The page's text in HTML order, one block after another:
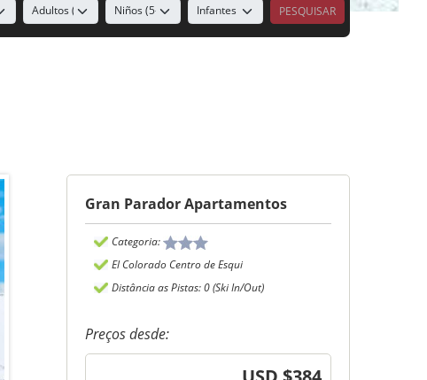
Gran Parador Apartamentos
Categoria:
El Colorado Centro de Esqui
Distância as Pistas: 0 (Ski In/Out)
Preços desde: